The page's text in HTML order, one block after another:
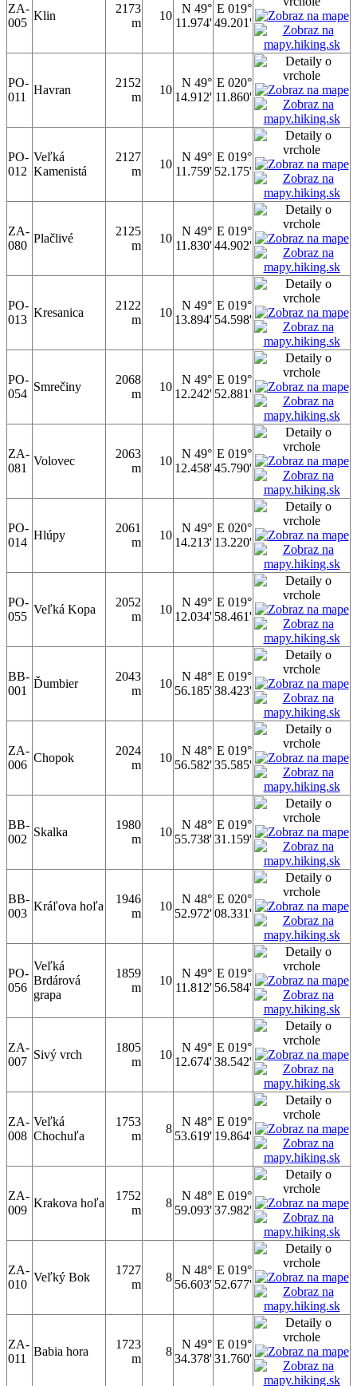
ZA-
005
Klin
2173
m
10
N 49°
11.974'
E 019°
49.201'
PO-
011
Havran
2152
m
10
N 49°
14.912'
E 020°
11.860'
PO-
012
Veľká
Kamenistá
2127
m
10
N 49°
11.759'
E 019°
52.175'
ZA-
080
Plačlivé
2125
m
10
N 49°
11.830'
E 019°
44.902'
PO-
013
Kresanica
2122
m
10
N 49°
13.894'
E 019°
54.598'
PO-
054
Smrečiny
2068
m
10
N 49°
12.242'
E 019°
52.881'
ZA-
081
Volovec
2063
m
10
N 49°
12.458'
E 019°
45.790'
PO-
014
Hlúpy
2061
m
10
N 49°
14.213'
E 020°
13.220'
PO-
055
Veľká Kopa
2052
m
10
N 49°
12.034'
E 019°
58.461'
BB-
001
Ďumbier
2043
m
10
N 48°
56.185'
E 019°
38.423'
ZA-
006
Chopok
2024
m
10
N 48°
56.582'
E 019°
35.585'
BB-
002
Skalka
1980
m
10
N 48°
55.738'
E 019°
31.159'
BB-
003
Kráľova hoľa
1946
m
10
N 48°
52.972'
E 020°
08.331'
PO-
056
Veľká
Brdárová
grapa
1859
m
10
N 49°
11.812'
E 019°
56.584'
ZA-
007
Sivý vrch
1805
m
10
N 49°
12.674'
E 019°
38.542'
ZA-
008
Veľká
Chochuľa
1753
m
8
N 48°
53.619'
E 019°
19.864'
ZA-
009
Krakova hoľa
1752
m
8
N 48°
59.093'
E 019°
37.982'
ZA-
010
Veľký Bok
1727
m
8
N 48°
56.603'
E 019°
52.677'
ZA-
011
Babia hora
1723
m
8
N 49°
34.378'
E 019°
31.760'